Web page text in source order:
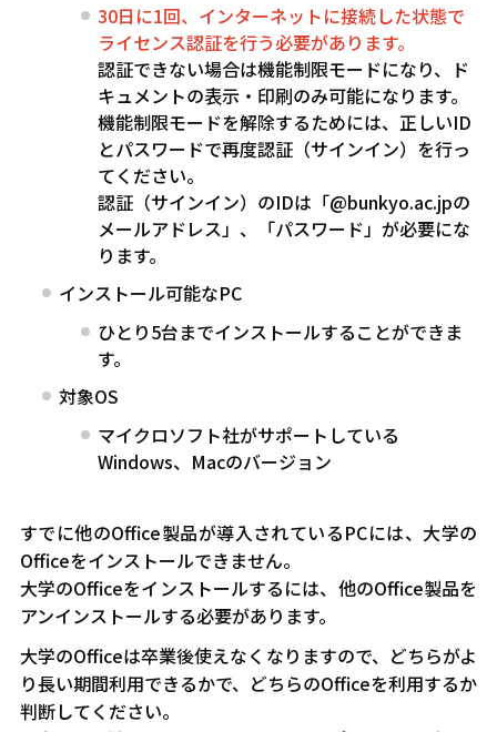
30日に1回、インターネットに接続した状態で
ライセンス認証を行う必要があります。
認証できない場合は機能制限モードになり、ド
キュメントの表示・印刷のみ可能になります。
機能制限モードを解除するためには、正しいID
とパスワードで再度認証（サインイン）を行っ
てください。
認証（サインイン）のIDは「@bunkyo.ac.jpの
メールアドレス」、「パスワード」が必要にな
ります。
インストール可能なPC
ひとり5台までインストールすることができま
す。
対象OS
マイクロソフト社がサポートしている
Windows、 Macのバージョン
すでに他のOffice製品が導入されているPCには、大学の
Officeをインストールできません。
大学のOfficeをインストールするには、他のOffice製品を
アンインストールする必要があります。
大学のOfficeは卒業後使えなくなりますので、どちらがよ
り長い期間利用できるかで、どちらのOfficeを利用するか
判断してください。